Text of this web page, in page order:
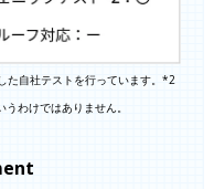
た自社テストを行っています。*2
わけではありません。